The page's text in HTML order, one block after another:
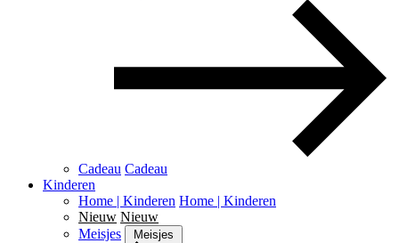
Cadeau Cadeau
Kinderen
Home | Kinderen Home | Kinderen
Nieuw Nieuw
Meisjes
Meisjes